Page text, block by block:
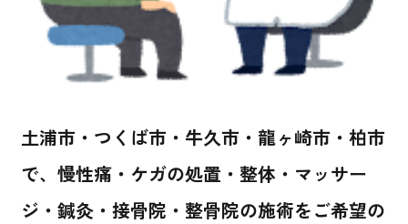
土浦市・つくば市・牛久市・龍ヶ崎市・柏市
で、慢性痛・ケガの処置・整体・マッサー
ジ・鍼灸・接骨院・整骨院の施術をご希望の